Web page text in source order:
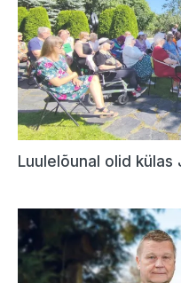
Luulelõunal olid külas